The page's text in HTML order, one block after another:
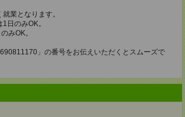
業となります。
日のみOK。
みOK。
」の番号をお伝えいただくとスムーズで